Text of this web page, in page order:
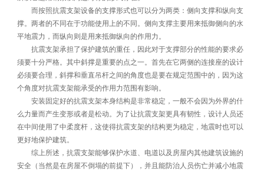
而按照抗震支架设备的支撑形式也可以分为两类：侧向支撑和纵向支
撑。两者的不同在于功能使用上的不同。侧向支撑主要用来抵御侧向的水
平地震力，而纵向则是用来抵御纵向的作用力。
抗震支架承担了保护建筑的重任，因此对于支撑部分的性能的要求必
须要十分严格。其中斜撑是重要的点之一。首先在它两侧的连接座的设计
必须要合理，斜撑和垂直吊杆之间的角度也是要在规定范围中的，因为这
个角度对抗震支架能承受的作用力范围有影响。
安装固定好的抗震支架本身结构是非常稳定，一般不会因为外界的什
么力量而产生变形或者是松动。为了让抗震支架更具有韧性，设计人员还
在中间使用了中柔度杆，这使得抗震支架的结构更为稳定，地震时也可以
更好地保护建筑。
综上所述，抗震支架能够保护水道、电道以及房屋内其他建筑设施的
安全（当然是在房屋不倒塌的前提下），并且能防治人员伤亡并减小地震